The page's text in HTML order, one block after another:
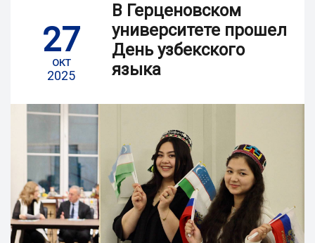
27
окт
2025
В Герценовском
университете прошел
День узбекского
языка